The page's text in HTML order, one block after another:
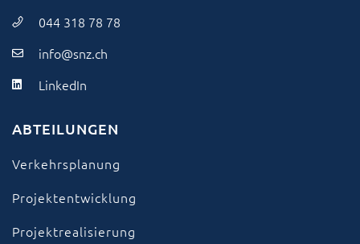
044 318 78 78
info@snz.ch
LinkedIn
ABTEILUNGEN
Verkehrsplanung
Projektentwicklung
Projektrealisierung